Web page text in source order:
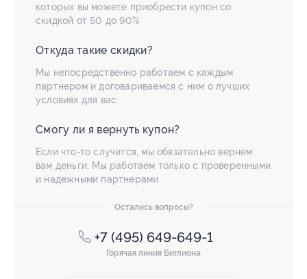
которых вы можете приобрести купон со
скидкой от 50 до 90%
Откуда такие скидки?
Мы непосредственно работаем с каждым
партнером и договариваемся с ним о лучших
условиях для вас
Смогу ли я вернуть купон?
Если что-то случится, мы обязательно вернем
вам деньги. Мы работаем только с проверенными
и надежными партнерами
Остались вопросы?
+7 (495) 649-649-1
Горячая линия Биглиона